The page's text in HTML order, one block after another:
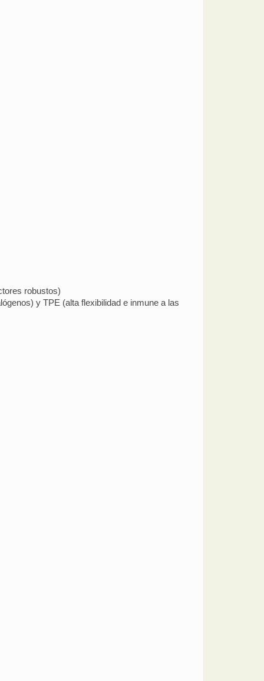
robustos)
y TPE (alta flexibilidad e inmune a las